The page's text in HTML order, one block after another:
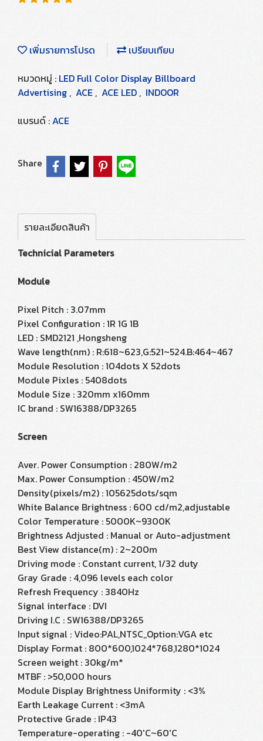
เพิ่มรายการโปรด
เปรียบเทียบ
หมวดหมู่ : LED Full Color Display Billboard
Advertising , ACE , ACE LED , INDOOR
แบรนด์ :ACE
Share
รายละเอียดสินค้า
Technicial Parameters
Module
Pixel Pitch : 3.07mm
Pixel Configuration : 1R 1G 1B
LED : SMD2121 ,Hongsheng
Wave length(nm) : R:618~623,G:521~524.B:464~467
Module Resolution : 104dots X 52dots
Module Pixles : 5408dots
Module Size : 320mm x160mm
IC brand : SW16388/DP3265
Screen
Aver. Power Consumption : 280W/m2
Max. Power Consumption : 450W/m2
Density(pixels/m2) : 105625dots/sqm
White Balance Brightness : 600 cd/m2,adjustable
Color Temperature : 5000K~9300K
Brightness Adjusted : Manual or Auto-adjustment
Best View distance(m) : 2~200m
Driving mode : Constant current, 1/32 duty
Gray Grade : 4,096 levels each color
Refresh Frequency : 3840Hz
Signal interface : DVI
Driving I.C : SW16388/DP3265
Input signal : Video:PAL,NTSC,,Option:VGA etc
Display Format : 800*600,1024*768,1280*1024
Screen weight : 30kg/m*
MTBF : >50,000 hours
Module Display Brightness Uniformity : <3%
Earth Leakage Current : <3mA
Protective Grade : IP43
Temperature-operating : -40'C~60'C